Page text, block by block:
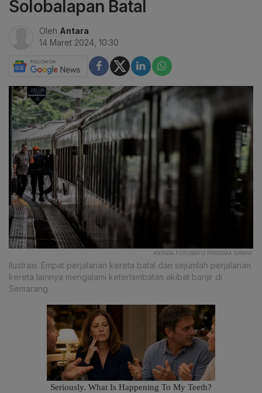
Solobalapan Batal
Oleh Antara
14 Maret 2024, 10:30
ANTARA FOTO/BAYU PRATAMA S/AWW.
Ilustrasi. Empat perjalanan kereta batal dan sejumlah perjalanan
kereta lainnya mengalami keterlambatan akibat banjir di
Semarang.